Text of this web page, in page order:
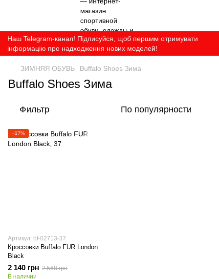
Наш Telegram-канал! Підписуйся, щоб першим отримувати
інформацію про надходження нових моделей!
ЗИМНЯЯ ОБУВЬ Buffalo Shoes Зима
Buffalo Shoes Зима
Фильтр По популярности
−17%
Артикул: bf-02713-37
Кроссовки Buffalo FUR London
Black
2 140 грн 2 568 грн
В наличии